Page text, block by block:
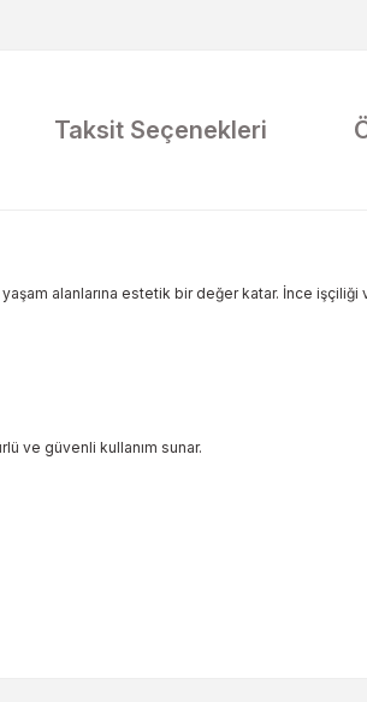
Taksit Seçenekleri
yaşam alanlarına estetik bir değer katar. İnce
ve güvenli kullanım sunar.